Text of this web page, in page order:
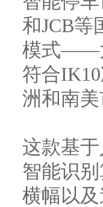
和JCB等
模式——
符合
洲和南
这款基
智能识
横幅以